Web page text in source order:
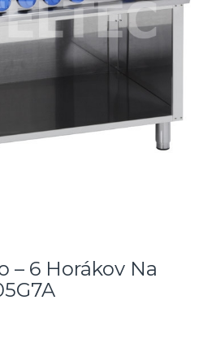
– 6 Horákov Na